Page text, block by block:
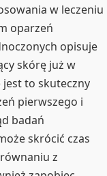
w leczeniu
oparzeń
opisuje
skórę już w
jest to skuteczny
pierwszego i
badań
skrócić czas
z